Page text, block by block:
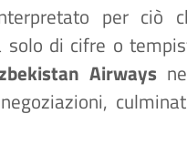
per ciò
di cifre o
Airways